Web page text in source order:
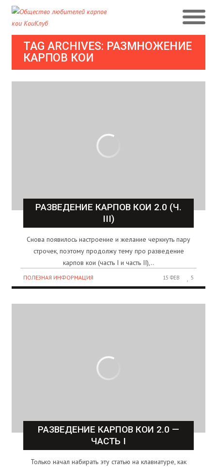
TAG ARCHIVES: РАЗМНОЖЕНИЕ
КАРПОВ КОИ
РАЗВЕДЕНИЕ КАРПОВ КОИ 2.0 (Ч.
III)
Снова появилось настроение и желание черкнуть пару
строчек, поэтому продолжу тему про разведение
карпов кои (часть I и часть II),..
ПОЛЕЗНАЯ ИНФОРМАЦИЯ 15 ФЕВ 5
РАЗВЕДЕНИЕ КАРПОВ КОИ 2.0 —
ЧАСТЬ I
Только начал набирать эту статью на клавиатуре, как